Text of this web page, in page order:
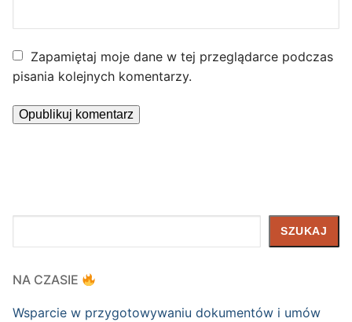
Zapamiętaj moje dane w tej przeglądarce podczas
pisania kolejnych komentarzy.
SZUKAJ
NA CZASIE
Wsparcie w przygotowywaniu dokumentów i umów